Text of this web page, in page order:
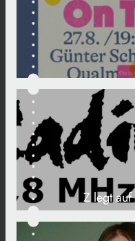
Z legt